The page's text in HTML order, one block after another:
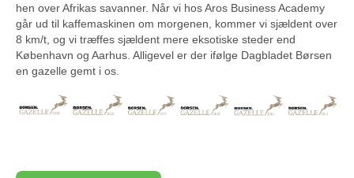
hen over Afrikas savanner. Når vi hos Aros Business Academy
går ud til kaffemaskinen om morgenen, kommer vi sjældent over
8 km/t, og vi træffes sjældent mere eksotiske steder end
København og Aarhus. Alligevel er der ifølge Dagbladet Børsen
en gazelle gemt i os.